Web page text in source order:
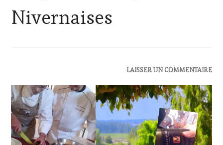
Nivernaises
LES
CLÉS
DU
VIN
ET
DE
LAISSER UN COMMENTAIRE